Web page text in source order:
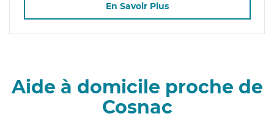
En Savoir Plus
Aide à domicile proche de
Cosnac